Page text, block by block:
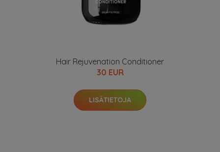
Hair Rejuvenation Conditioner
30 EUR
LISÄTIETOJA